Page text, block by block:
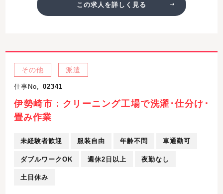
この求人を詳しく見る
その他 派遣
仕事No, 02341
伊勢崎市：クリーニング工場で洗濯･仕分け･
畳み作業
未経験者歓迎 服装自由 年齢不問 車通勤可
ダブルワークOK 週休2日以上 夜勤なし
土日休み